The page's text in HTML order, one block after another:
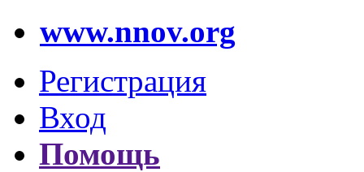
www.nnov.org
Регистрация
Вход
Помощь